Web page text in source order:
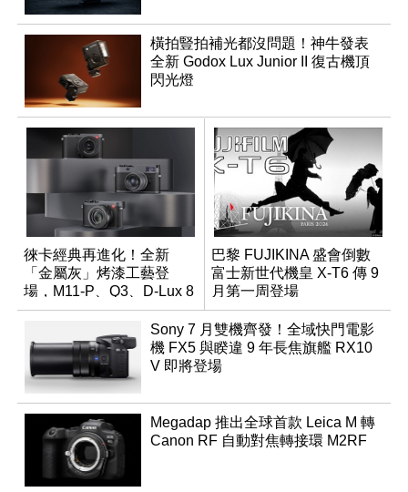
橫拍豎拍補光都沒問題！神牛發表
全新 Godox Lux Junior II 復古機頂
閃光燈
徠卡經典再進化！全新
「金屬灰」烤漆工藝登
場，M11-P、Q3、D-Lux 8
領銜換裝
巴黎 FUJIKINA 盛會倒數
富士新世代機皇 X-T6 傳 9
月第一周登場
Sony 7 月雙機齊發！全域快門電影
機 FX5 與睽違 9 年長焦旗艦 RX10
V 即將登場
Megadap 推出全球首款 Leica M 轉
Canon RF 自動對焦轉接環 M2RF